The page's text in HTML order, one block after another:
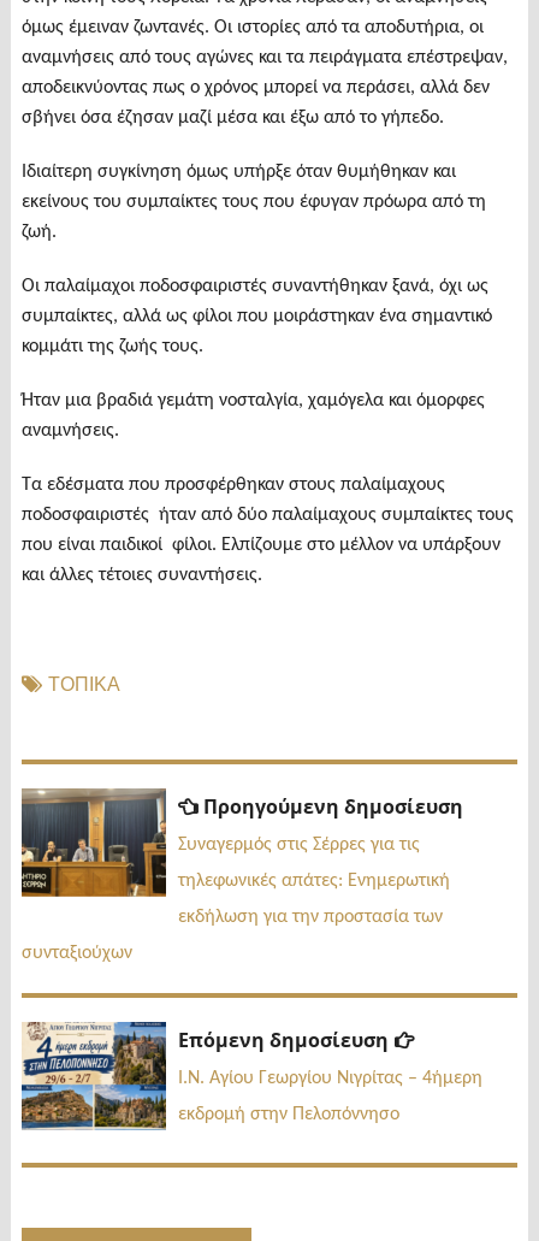
όμως έμειναν ζωντανές. Οι ιστορίες από τα αποδυτήρια, οι
αναμνήσεις από τους αγώνες και τα πειράγματα επέστρεψαν,
αποδεικνύοντας πως ο χρόνος μπορεί να περάσει, αλλά δεν
σβήνει όσα έζησαν μαζί μέσα και έξω από το γήπεδο.
Ιδιαίτερη συγκίνηση όμως υπήρξε όταν θυμήθηκαν και
εκείνους του συμπαίκτες τους που έφυγαν πρόωρα από τη
ζωή.
Οι παλαίμαχοι ποδοσφαιριστές συναντήθηκαν ξανά, όχι ως
συμπαίκτες, αλλά ως φίλοι που μοιράστηκαν ένα σημαντικό
κομμάτι της ζωής τους.
Ήταν μια βραδιά γεμάτη νοσταλγία, χαμόγελα και όμορφες
αναμνήσεις.
Τα εδέσματα που προσφέρθηκαν στους παλαίμαχους
ποδοσφαιριστές ήταν από δύο παλαίμαχους συμπαίκτες τους
που είναι παιδικοί φίλοι. Ελπίζουμε στο μέλλον να υπάρξουν
και άλλες τέτοιες συναντήσεις.
ΤΟΠΙΚΑ
Πλοήγηση
άρθρων
Προηγούμενη δημοσίευση
Συναγερμός στις Σέρρες για τις
τηλεφωνικές απάτες: Ενημερωτική
εκδήλωση για την προστασία των
συνταξιούχων
Επόμενη δημοσίευση
Επόμενη
Ι.Ν. Αγίου Γεωργίου Νιγρίτας – 4ήμερη
εκδρομή στην Πελοπόννησο